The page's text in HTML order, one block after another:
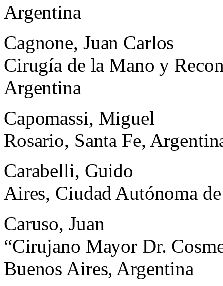
Argentina
Cagnone, Juan Carlos
Cirugía de la Mano y
Argentina
Capomassi, Miguel
Rosario, Santa Fe,
Carabelli, Guido
Aires, Ciudad Autónoma
Caruso, Juan
“Cirujano Mayor Dr.
Buenos Aires, Argentina